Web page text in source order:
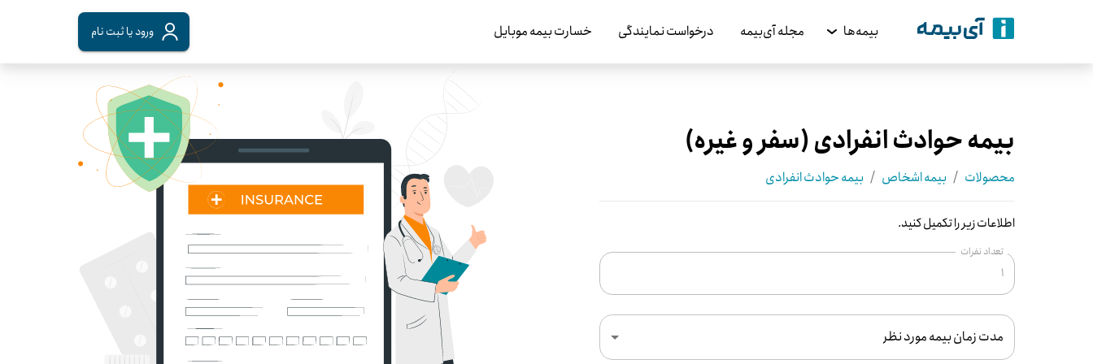
بیمه‌ها مجله آی‌بیمه درخواست نمایندگی خسارت بیمه موبایل ورودیاثبت نام
بیمه حوادث انفرادی (سفر و غیره)
محصولات / بیمه اشخاص / بیمه حوادث انفرادی
اطلاعات زیر را تکمیل کنید.
تعداد نفرات
مدت زمان بیمه مورد نظر